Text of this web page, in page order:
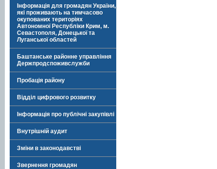
Інформація для громадян України,
які проживають на тимчасово
окупованих територіях
Автономної Республіки Крим, м.
Севастополя, Донецької та
Луганської областей
Баштанське районне управління
Держпродспоживслужби
Пробація району
Відділ цифрового розвитку
Інформація про публічні закупівлі
Внутрішній аудит
Зміни в законодавстві
Звернення громадян